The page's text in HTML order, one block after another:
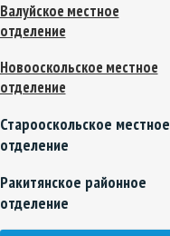
Валуйское местное
отделение
Новооскольское местное
отделение
Старооскольское местное
отделение
Ракитянское районное
отделение